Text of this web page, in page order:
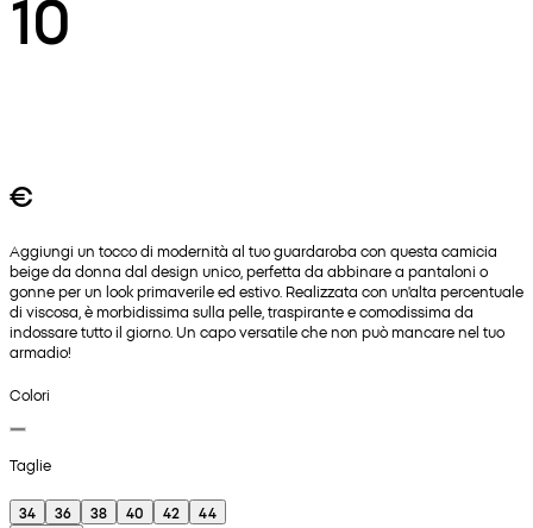
€
Aggiungi un tocco di modernità al tuo guardaroba con questa camicia
beige da donna dal design unico, perfetta da abbinare a pantaloni o
gonne per un look primaverile ed estivo. Realizzata con un'alta percentuale
di viscosa, è morbidissima sulla pelle, traspirante e comodissima da
indossare tutto il giorno. Un capo versatile che non può mancare nel tuo
armadio!
Colori
Taglie
34 36 38 40 42
44